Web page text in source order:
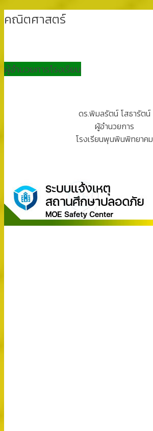
คณิตศาสตร์
ผู้อำนวยการโรงเรียน
ดร.พิมลรัตน์ โสธารัตน์
ผู้อำนวยการ
โรงเรียนพุนพินพิทยาคม